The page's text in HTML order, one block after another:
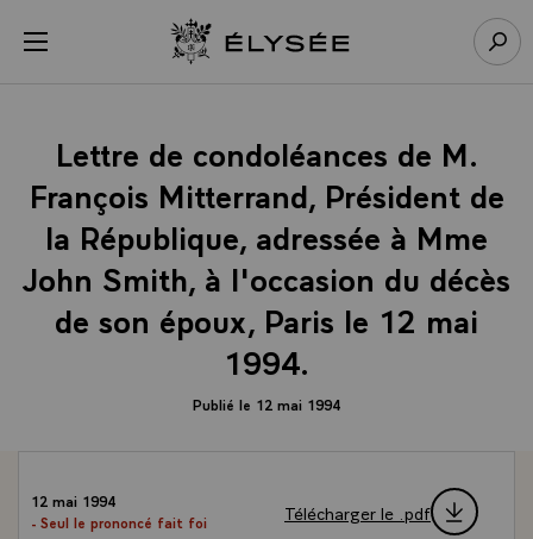
menu Retour à l’accueil Élysée
Lettre de condoléances de M.
François Mitterrand, Président de
la République, adressée à Mme
John Smith, à l'occasion du décès
de son époux, Paris le 12 mai
1994.
Publié le 12 mai 1994
12 mai 1994
- Seul le prononcé fait foi
Télécharger le .pdf
Panneau de gestion des cookies